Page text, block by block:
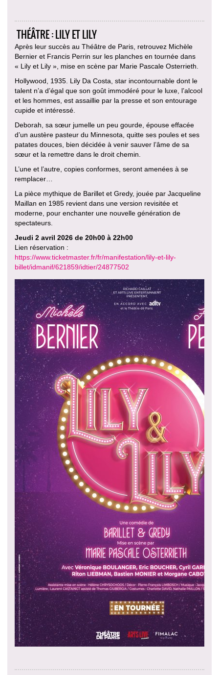
THÉÂTRE : LILY ET LILY
Après leur succès au Théâtre de Paris, retrouvez Michèle
Bernier et Francis Perrin sur les planches en tournée dans
« Lily et Lily », mise en scène par Marie Pascale Osterrieth.
Hollywood, 1935. Lily Da Costa, star incontournable dont le
talent n’a d’égal que son goût immodéré pour le luxe, l’alcool
et les hommes, est assaillie par la presse et son entourage
cupide et intéressé.
Deborah, sa sœur jumelle un peu gourde, épouse effacée
d’un austère pasteur du Minnesota, quitte ses poules et ses
patates douces, bien décidée à venir sauver l’âme de sa
sœur et la remettre dans le droit chemin.
L’une et l’autre, copies conformes, seront amenées à se
remplacer…
La pièce mythique de Barillet et Gredy, jouée par Jacqueline
Maillan en 1985 revient dans une version revisitée et
moderne, pour enchanter une nouvelle génération de
spectateurs.
Jeudi 2 avril 2026 de 20h00 à 22h00
Lien réservation :
https://www.ticketmaster.fr/fr/manifestation/lily-et-lily-
billet/idmanif/621859/idtier/24877502